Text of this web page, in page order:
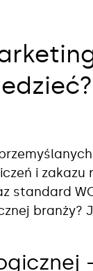
i zakazu
standard
branży?